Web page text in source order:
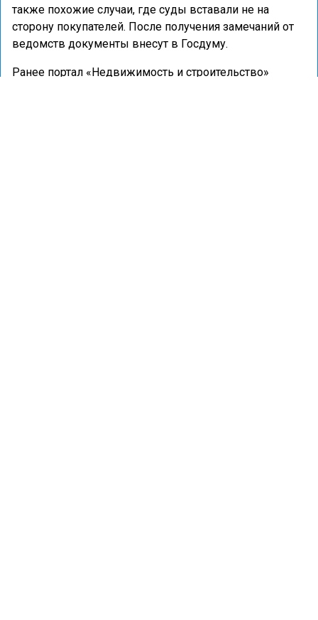
также похожие случаи, где суды вставали не на
сторону покупателей. После получения замечаний от
ведомств документы внесут в Госдуму.
Ранее портал «Недвижимость и строительство»